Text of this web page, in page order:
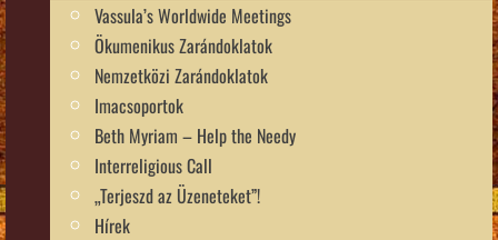
Vassula’s Worldwide Meetings
Ökumenikus Zarándoklatok
Nemzetközi Zarándoklatok
Imacsoportok
Beth Myriam – Help the Needy
Interreligious Call
„Terjeszd az Üzeneteket”!
Hírek